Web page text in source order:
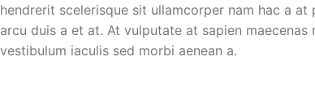
hendrerit scelerisque sit ullamcorper nam hac a
arcu duis a et at. At vulputate at sapien
vestibulum iaculis sed morbi aenean a.